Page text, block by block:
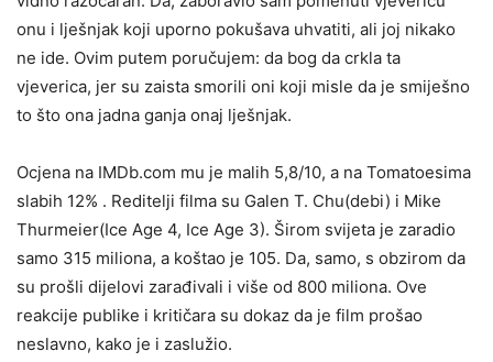
onu i lješnjak koji uporno pokušava uhvatiti, ali joj nikako
ne ide. Ovim putem poručujem: da bog da crkla ta
vjeverica, jer su zaista smorili oni koji misle da je smiješno
to što ona jadna ganja onaj lješnjak.
Ocjena na IMDb.com mu je malih 5,8/10, a na Tomatoesima
slabih 12% . Reditelji filma su Galen T. Chu(debi) i Mike
Thurmeier(Ice Age 4, Ice Age 3). Širom svijeta je zaradio
samo 315 miliona, a koštao je 105. Da, samo, s obzirom da
su prošli dijelovi zarađivali i više od 800 miliona. Ove
reakcije publike i kritičara su dokaz da je film prošao
neslavno, kako je i zaslužio.